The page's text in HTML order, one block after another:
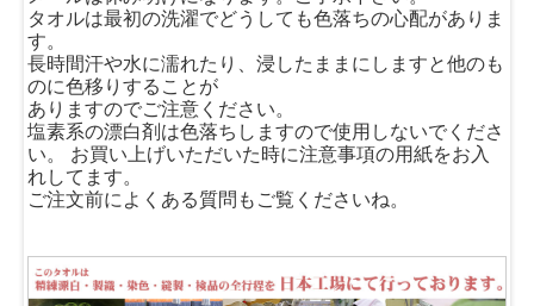
タオルは最初の洗濯でどうしても色落ちの心配がありま
す。
長時間汗や水に濡れたり、浸したままにしますと他のも
のに色移りすることが
ありますのでご注意ください。
塩素系の漂白剤は色落ちしますので使用しないでくださ
い。 お買い上げいただいた時に注意事項の用紙をお入
れしてます。
ご注文前によくある質問もご覧くださいね。